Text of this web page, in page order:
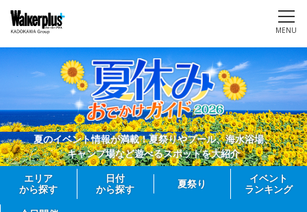
MENU
夏のイベント情報が満載！夏祭りやプール、海水浴場、
キャンプ場など遊べるスポットを大紹介
エリア
から探す
日付
から探す
夏祭り
イベント
ランキング